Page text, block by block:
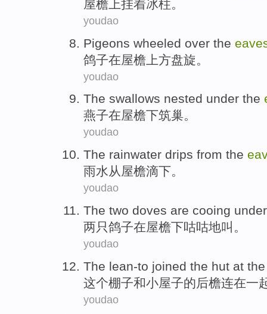
屋檐 上挂着冰柱。
youdao
Pigeons wheeled over the
鸽子在屋檐上方盘旋 。
youdao
The swallows nested under the
燕子在屋檐下筑巢。
youdao
The rainwater drips from the
雨水从 屋檐滴下。
youdao
The two doves are cooing
两只鸽子在屋檐下咕咕地叫 。
youdao
The lean-to joined the hut at
这个棚子和小屋子的后檐连在一
youdao